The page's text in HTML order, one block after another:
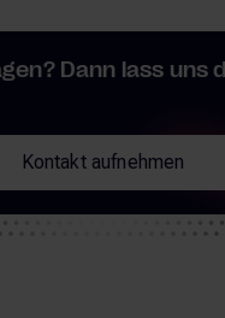
Dann lass uns
Kontakt aufnehmen